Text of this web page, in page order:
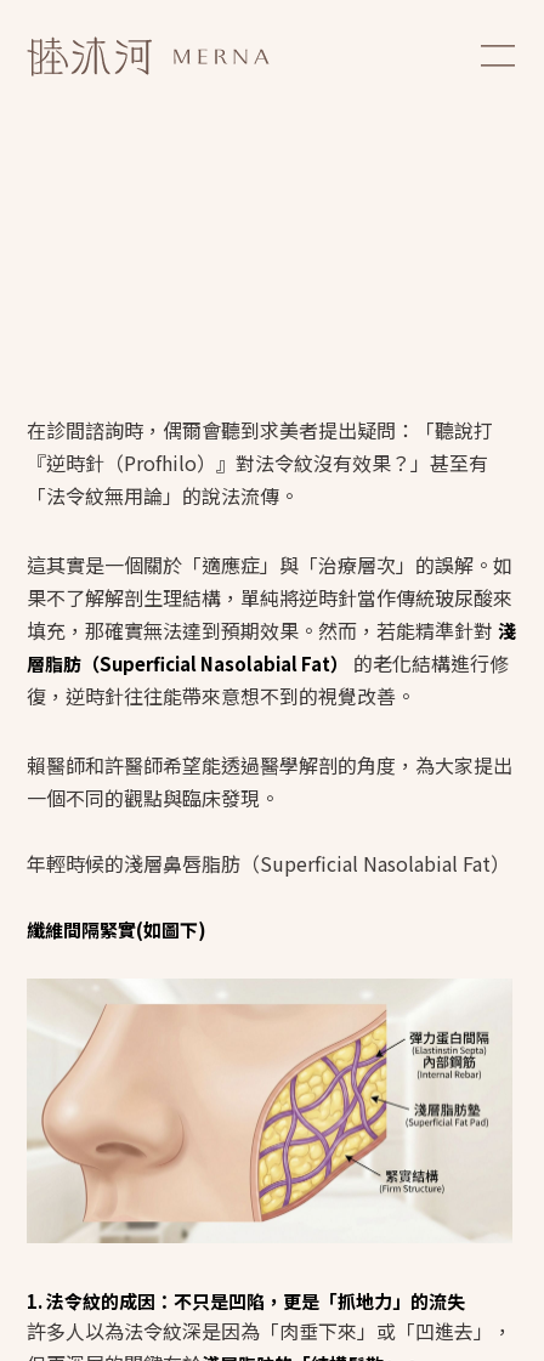
在診間諮詢時，偶爾會聽到求美者提出疑問：「聽說打
『逆時針（Profhilo）』對法令紋沒有效果？」甚至有
「法令紋無用論」的說法流傳。
這其實是一個關於「適應症」與「治療層次」的誤解。如
果不了解解剖生理結構，單純將逆時針當作傳統玻尿酸來
填充，那確實無法達到預期效果。然而，若能精準針對淺
層脂肪（Superficial Nasolabial Fat）
的老化結構進行修
復，逆時針往往能帶來意想不到的視覺改善。
賴醫師和許醫師希望能透過醫學解剖的角度，為大家提出
一個不同的觀點與臨床發現。
年輕時候的淺層鼻唇脂肪（Superficial Nasolabial Fat）
纖維間隔緊實(如圖下)
1. 法令紋的成因：不只是凹陷，更是「抓地力」的流失
許多人以為法令紋深是因為「肉垂下來」或「凹進去」，